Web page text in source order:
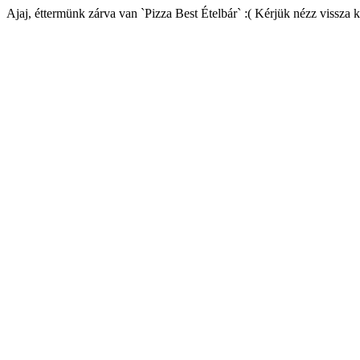
Ajaj, éttermünk zárva van `Pizza Best Ételbár` :( Kérjük nézz vissza